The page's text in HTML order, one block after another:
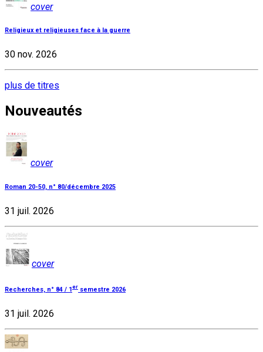
cover
Religieux et religieuses face à la guerre
30 nov. 2026
plus de titres
Nouveautés
cover
Roman 20-50, n° 80/décembre 2025
31 juil. 2026
cover
Recherches, n° 84 / 1er semestre 2026
31 juil. 2026